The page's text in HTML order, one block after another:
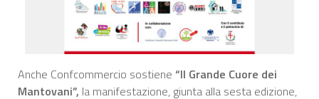
Anche Confcommercio sostiene “Il Grande Cuore dei
Mantovani”, la manifestazione, giunta alla sesta edizione,